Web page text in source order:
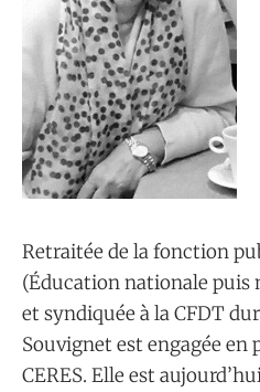
Retraitée de la fonction
(Éducation nationale puis
et syndiquée à la CFDT
Souvignet est engagée en
CERES. Elle est